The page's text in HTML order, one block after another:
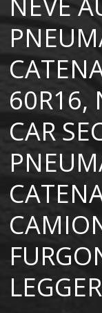
SHOP
60R16,
CAR